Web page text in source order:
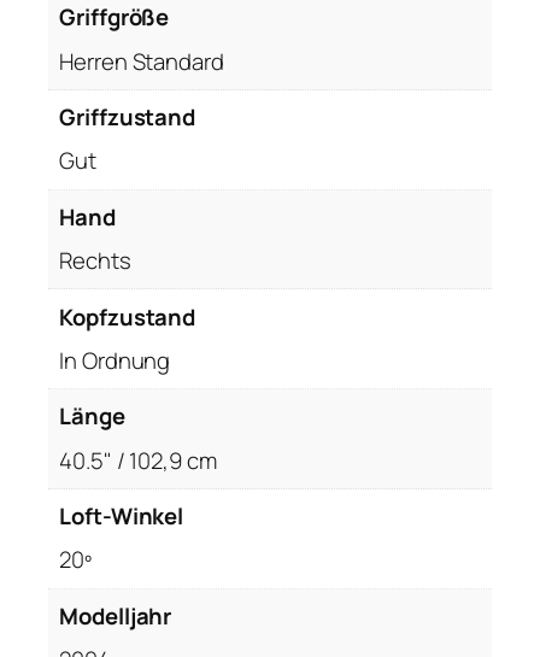
Griffgröße
Herren Standard
Griffzustand
Gut
Hand
Rechts
Kopfzustand
In Ordnung
Länge
40.5" / 102,9 cm
Loft-Winkel
20º
Modelljahr